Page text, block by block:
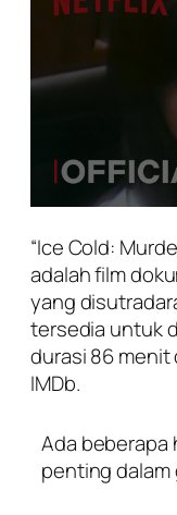
“Ice Cold:
adalah film
yang
tersedia untuk
durasi 86 menit
IMDb.
Ada beberapa
penting dalam